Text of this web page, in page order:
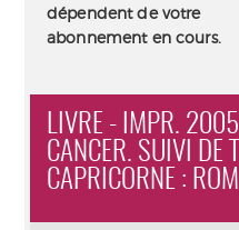
dépendent de votre
abonnement en cours.
LIVRE - IMPR.
CANCER. SUIVI DE
CAPRICORNE :